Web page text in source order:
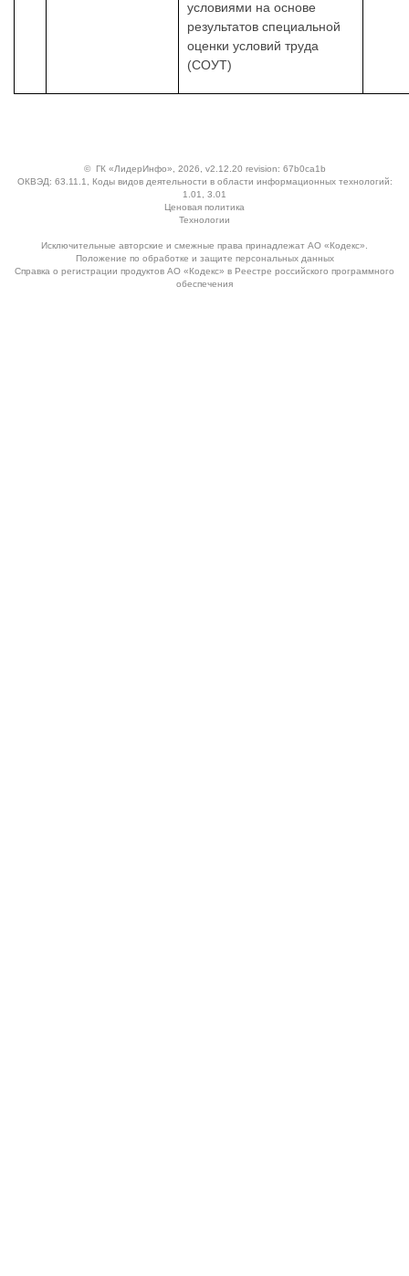
условиями на основе
результатов специальной
оценки условий труда
(СОУТ)
© ГК «ЛидерИнфо» , 2026, v2.12.20 revision: 67b0ca1b
ОКВЭД: 63.11.1, Коды видов деятельности в области информационных технологий:
1.01, 3.01
Ценовая политика
Технологии
Исключительные авторские и смежные права принадлежат АО «Кодекс».
Положение по обработке и защите персональных данных
Справка о регистрации продуктов АО «Кодекс» в Реестре российского программного
обеспечения